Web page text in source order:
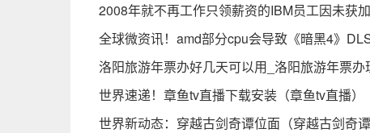
2008年就不再工作只领薪资的IBM员工因未获
全球微资讯！amd部分cpu会导致《暗黑4》
洛阳旅游年票办好几天可以用_洛阳旅游年票
世界速递！章鱼tv直播下载安装（章鱼tv直播）
世界新动态：穿越古剑奇谭位面（穿越古剑奇谭